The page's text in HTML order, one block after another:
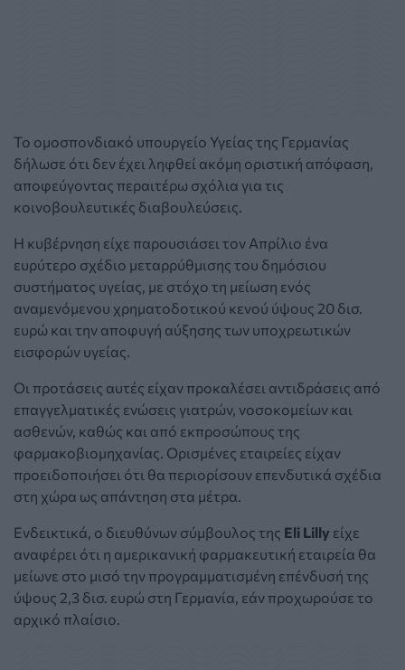
Το ομοσπονδιακό υπουργείο Υγείας της Γερμανίας
δήλωσε ότι δεν έχει ληφθεί ακόμη οριστική απόφαση,
αποφεύγοντας περαιτέρω σχόλια για τις
κοινοβουλευτικές διαβουλεύσεις.
Η κυβέρνηση είχε παρουσιάσει τον Απρίλιο ένα
ευρύτερο σχέδιο μεταρρύθμισης του δημόσιου
συστήματος υγείας, με στόχο τη μείωση ενός
αναμενόμενου χρηματοδοτικού κενού ύψους 20 δισ.
ευρώ και την αποφυγή αύξησης των υποχρεωτικών
εισφορών υγείας.
Οι προτάσεις αυτές είχαν προκαλέσει αντιδράσεις από
επαγγελματικές ενώσεις γιατρών, νοσοκομείων και
ασθενών, καθώς και από εκπροσώπους της
φαρμακοβιομηχανίας. Ορισμένες εταιρείες είχαν
προειδοποιήσει ότι θα περιορίσουν επενδυτικά σχέδια
στη χώρα ως απάντηση στα μέτρα.
Ενδεικτικά, ο διευθύνων σύμβουλος της Eli Lilly είχε
αναφέρει ότι η αμερικανική φαρμακευτική εταιρεία θα
μείωνε στο μισό την προγραμματισμένη επένδυσή της
ύψους 2,3 δισ. ευρώ στη Γερμανία, εάν προχωρούσε το
αρχικό πλαίσιο.